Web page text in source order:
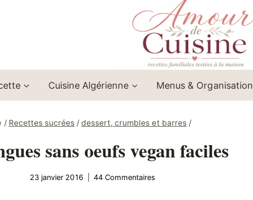
Cuisine Algérienne Menus & Organisation
/ Recettes sucrées / dessert, crumbles et barres /
sans oeufs vegan faciles
23 janvier 2016 44 Commentaires